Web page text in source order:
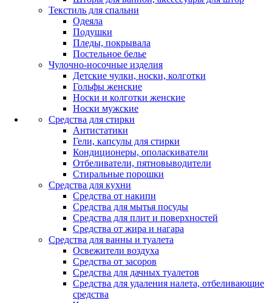
Текстиль для спальни
Одеяла
Подушки
Пледы, покрывала
Постельное белье
Чулочно-носочные изделия
Детские чулки, носки, колготки
Гольфы женские
Носки и колготки женские
Носки мужские
Средства для стирки
Антистатики
Гели, капсулы для стирки
Кондиционеры, ополаскиватели
Отбеливатели, пятновыводители
Стиральные порошки
Средства для кухни
Средства от накипи
Средства для мытья посуды
Средства для плит и поверхностей
Средства от жира и нагара
Средства для ванны и туалета
Освежители воздуха
Средства от засоров
Средства для дачных туалетов
Средства для удаления налета, отбеливающие
средства